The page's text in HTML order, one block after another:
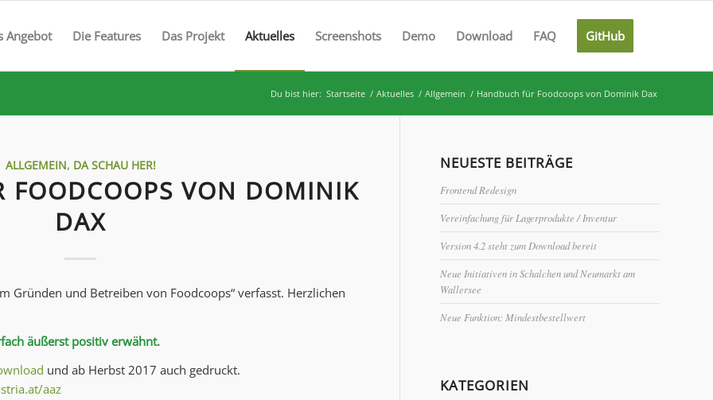
Angebot Die Features Das Projekt Aktuelles Screenshots Demo Download FAQ GitHub
Du bist hier: Startseite / Aktuelles / Allgemein / Handbuch für Foodcoops von Dominik Dax
ALLGEMEIN, DA SCHAU HER!
FOODCOOPS VON DOMINIK
DAX
Gründen und Betreiben von Foodcoops“ verfasst. Herzlichen
äußerst positiv erwähnt.
und ab Herbst 2017 auch gedruckt.
aaz
NEUESTE BEITRÄGE
Frontend Redesign
Vereinfachung für Lagerprodukte / Inventur
Version 4.2 steht zum Download bereit
Neue Initiativen in Schalchen und Neumarkt am
Wallersee
Neue Funktion: Mindestbestellwert
KATEGORIEN